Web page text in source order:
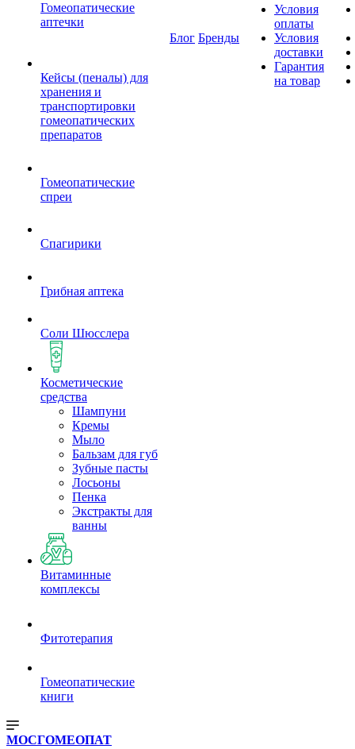
Гомеопатические
аптечки
Кейсы (пеналы) для
хранения и
транспортировки
гомеопатических
препаратов
Гомеопатические
спреи
Спагирики
Грибная аптека
Соли Шюсслера
Косметические
средства
Шампуни
Кремы
Мыло
Бальзам для губ
Зубные пасты
Лосьоны
Пенка
Экстракты для
ванны
Витаминные
комплексы
Фитотерапия
Гомеопатические
книги
Блог Бренды
Условия
оплаты
Условия
доставки
Гарантия
на товар
МОСГОМЕОПАТ